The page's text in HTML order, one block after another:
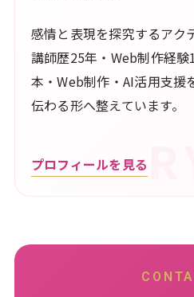
感情と表現を探究するアク
講師歴25年・Web制作経
本・Web制作・AI活用支援
伝わる形へ整えています。
プロフィールを見る